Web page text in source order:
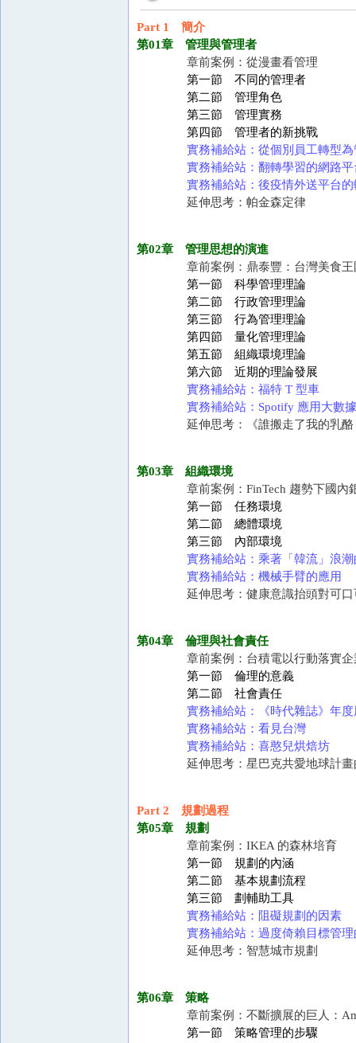
Part 1 簡介
第01章 管理與管理者
章前案例：從漫畫看管理
第一節 不同的管理者
第二節 管理角色
第三節 管理實務
第四節 管理者的新挑戰
實務補給站：從個別員工轉型
實務補給站：翻轉學習的網路
實務補給站：後疫情外送平台
延伸思考：帕金森定律
第02章 管理思想的演進
章前案例：鼎泰豐：台灣美食
第一節 科學管理理論
第二節 行政管理理論
第三節 行為管理理論
第四節 量化管理理論
第五節 組織環境理論
第六節 近期的理論發展
實務補給站：福特 T 型車
實務補給站：Spotify 應用大數
延伸思考：《誰搬走了我的乳
第03章 組織環境
章前案例：FinTech 趨勢下國內
第一節 任務環境
第二節 總體環境
第三節 內部環境
實務補給站：乘著「韓流」浪潮
實務補給站：機械手臂的應用
延伸思考：健康意識抬頭對可
第04章 倫理與社會責任
章前案例：台積電以行動落實
第一節 倫理的意義
第二節 社會責任
實務補給站：《時代雜誌》年
實務補給站：看見台灣
實務補給站：喜憨兒烘焙坊
延伸思考：星巴克共愛地球計
Part 2 規劃過程
第05章 規劃
章前案例：IKEA 的森林培育
第一節 規劃的內涵
第二節 基本規劃流程
第三節 劃輔助工具
實務補給站：阻礙規劃的因素
實務補給站：過度倚賴目標管
延伸思考：智慧城市規劃
第06章 策略
章前案例：不斷擴展的巨人：
第一節 策略管理的步驟